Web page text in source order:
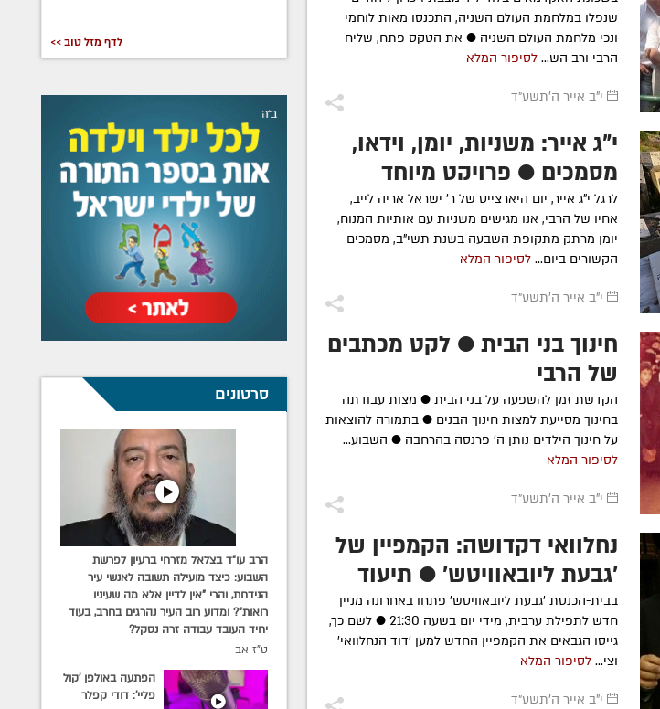
שנפלו במלחמת העולם השניה, התכנסו מאות לוחמי
ונכי מלחמת העולם השניה ● את הטקס פתח, שליח
הרבי ורב הש... לסיפור המלא
י"ב אייר ה׳תשע״ד
י"ג אייר: משניות, יומן, וידאו,
מסמכים ● פרויקט מיוחד
לרגל י"ג אייר, יום היארצייט של ר' ישראל אריה לייב,
אחיו של הרבי, אנו מגישים משניות עם אותיות המנוח,
יומן מרתק מתקופת השבעה בשנת תשי"ב, מסמכים
הקשורים ביום... לסיפור המלא
י"ב אייר ה׳תשע״ד
חינוך בני הבית ● לקט מכתבים
של הרבי
הקדשת זמן להשפעה על בני הבית ● מצות עבודתה
בחינוך מסייעת למצות חינוך הבנים ● בתמורה להוצאות
על חינוך הילדים נותן ה' פרנסה בהרחבה ● השבוע...
לסיפור המלא
י"ב אייר ה׳תשע״ד
נחלוואי דקדושה: הקמפיין של
'גבעת ליובאוויטש' ● תיעוד
בבית-הכנסת 'גבעת ליובאוויטש' פתחו באחרונה מניין
חדש לתפילת ערבית, מידי יום בשעה 21:30 ● לשם כך,
גייסו הגבאים את הקמפיין החדש למען 'דוד הנחלוואי'
וצי... לסיפור המלא
י"ב אייר ה׳תשע״ד
לדף מזל טוב >>
סרטונים
הרב עו"ד בצלאל מזרחי ברעיון לפרשת
השבוע: כיצד מועילה תשובה לאנשי עיר
הנידחת, והרי "אין לדיין אלא מה שעיניו
רואות"? ומדוע רוב העיר נהרגים בחרב, בעוד
יחיד העובד עבודה זרה נסקל?
ט"ז אב
הפתעה באולפן 'קול
פליי': דודי קפלר